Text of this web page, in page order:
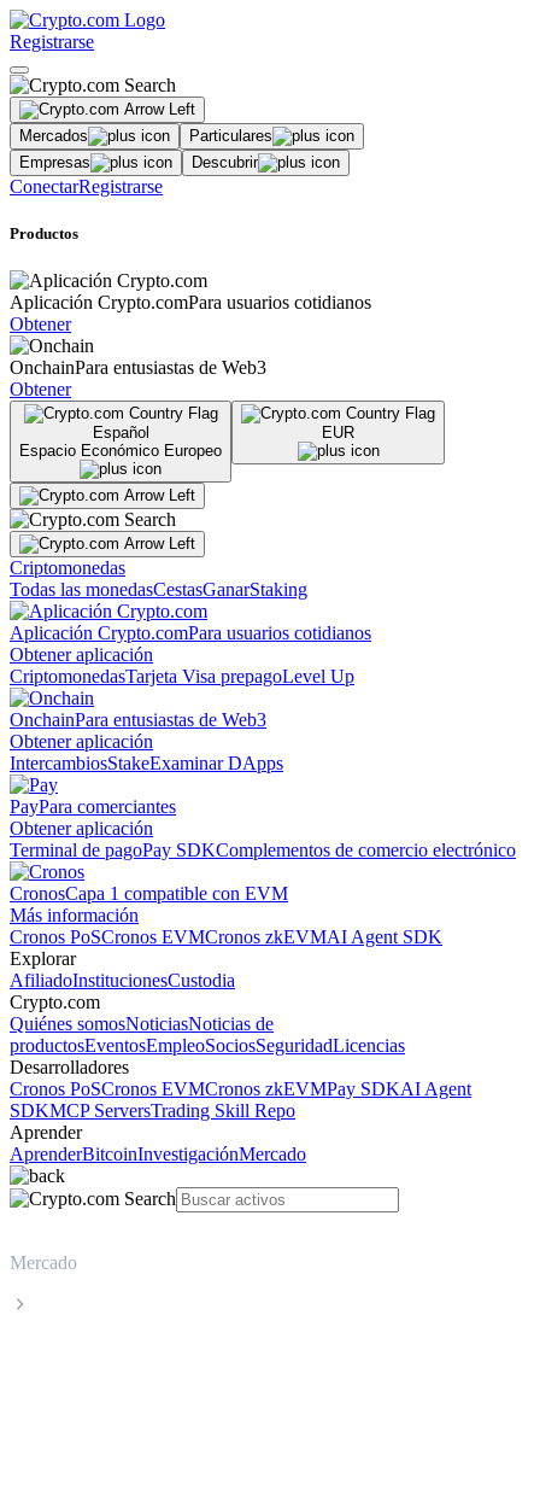
Registrarse
Mercados
Particulares
Empresas
Descubrir
ConectarRegistrarse
Productos
Aplicación Crypto.comPara usuarios cotidianos
Obtener
OnchainPara entusiastas de Web3
Obtener
Español
Espacio Económico Europeo
EUR
Criptomonedas
Todas las monedasCestasGanarStaking
Aplicación Crypto.comPara usuarios cotidianos
Obtener aplicación
CriptomonedasTarjeta Visa prepagoLevel Up
OnchainPara entusiastas de Web3
Obtener aplicación
IntercambiosStakeExaminar DApps
PayPara comerciantes
Obtener aplicación
Terminal de pagoPay SDKComplementos de comercio electrónico
CronosCapa 1 compatible con EVM
Más información
Cronos PoSCronos EVMCronos zkEVMAI Agent SDK
Explorar
AfiliadoInstitucionesCustodia
Crypto.com
Quiénes somosNoticiasNoticias de
productosEventosEmpleoSociosSeguridadLicencias
Desarrolladores
Cronos PoSCronos EVMCronos zkEVMPay SDKAI Agent
SDKMCP ServersTrading Skill Repo
Aprender
AprenderBitcoinInvestigaciónMercado
Mercado